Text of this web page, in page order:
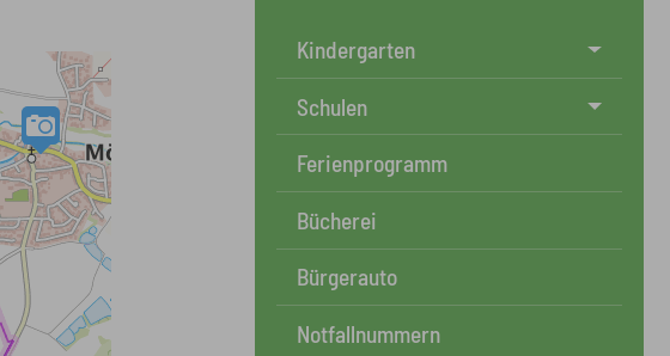
Kindergarten
Schulen
Ferienprogramm
Bücherei
Bürgerauto
Notfallnummern